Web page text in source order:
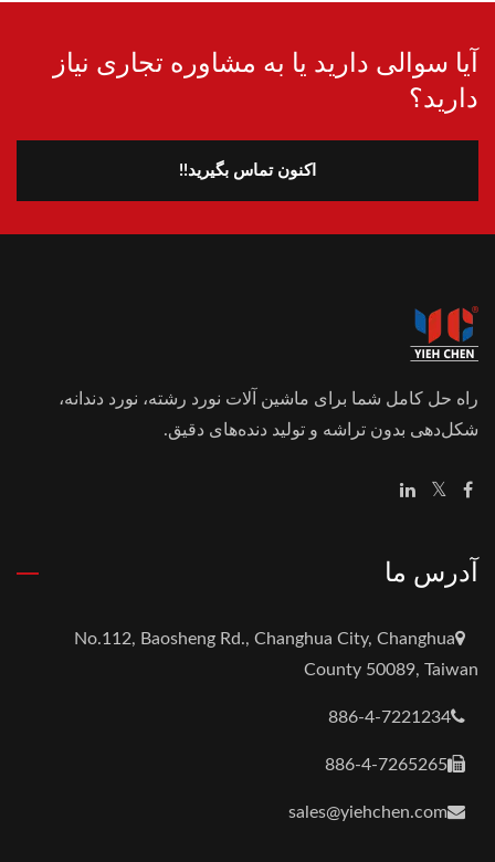
آیا سوالی دارید یا به مشاوره تجاری نیاز
دارید؟
اکنون تماس بگیرید!!
راه حل کامل شما برای ماشین آلات نورد رشته، نورد دندانه،
شکل‌دهی بدون تراشه و تولید دنده‌های دقیق.
آدرس ما
No.112, Baosheng Rd., Changhua City, Changhua
County 50089, Taiwan
886-4-7221234
886-4-7265265
sales@yiehchen.com